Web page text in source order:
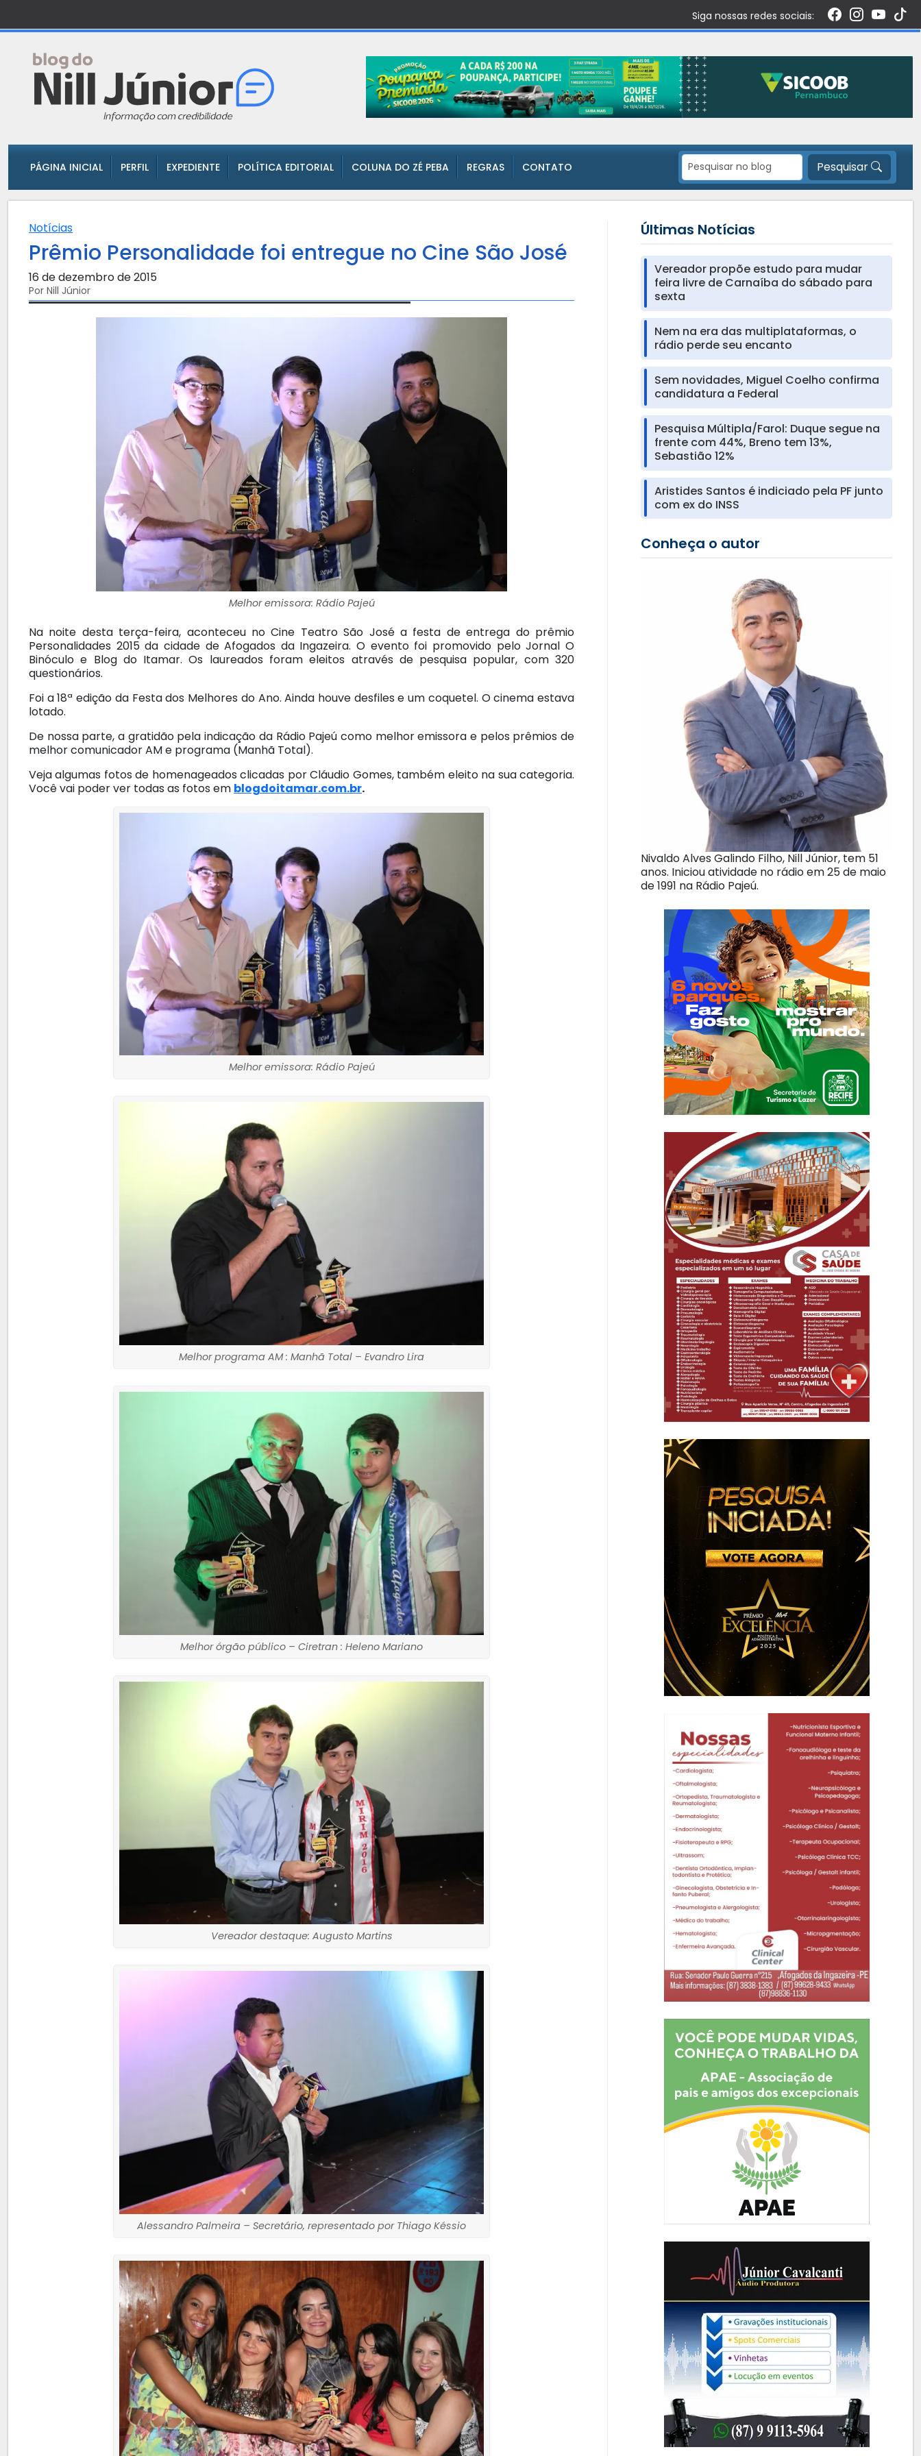
Siga nossas redes sociais:
PÁGINA INICIAL PERFIL EXPEDIENTE POLÍTICA EDITORIAL COLUNA DO ZÉ PEBA REGRAS CONTATO Pesquisar
Notícias
Prêmio Personalidade foi entregue no Cine São José
16 de dezembro de 2015
Por Nill Júnior
Melhor emissora: Rádio Pajeú
Na noite desta terça-feira, aconteceu no Cine Teatro São José a festa de entrega do prêmio
Personalidades 2015 da cidade de Afogados da Ingazeira. O evento foi promovido pelo Jornal O
Binóculo e Blog do Itamar. Os laureados foram eleitos através de pesquisa popular, com 320
questionários.
Foi a 18ª edição da Festa dos Melhores do Ano. Ainda houve desfiles e um coquetel. O cinema estava
lotado.
De nossa parte, a gratidão pela indicação da Rádio Pajeú como melhor emissora e pelos prêmios de
melhor comunicador AM e programa (Manhã Total).
Veja algumas fotos de homenageados clicadas por Cláudio Gomes, também eleito na sua categoria.
Você vai poder ver todas as fotos em blogdoitamar.com.br.
Melhor emissora: Rádio Pajeú
Melhor programa AM : Manhã Total – Evandro Lira
Melhor órgão público – Ciretran : Heleno Mariano
Vereador destaque: Augusto Martins
Alessandro Palmeira – Secretário, representado por Thiago Késsio
Últimas Notícias
Vereador propõe estudo para mudar
feira livre de Carnaíba do sábado para
sexta
Nem na era das multiplataformas, o
rádio perde seu encanto
Sem novidades, Miguel Coelho confirma
candidatura a Federal
Pesquisa Múltipla/Farol: Duque segue na
frente com 44%, Breno tem 13%,
Sebastião 12%
Aristides Santos é indiciado pela PF junto
com ex do INSS
Conheça o autor
Nivaldo Alves Galindo Filho, Nill Júnior, tem 51
anos. Iniciou atividade no rádio em 25 de maio
de 1991 na Rádio Pajeú.